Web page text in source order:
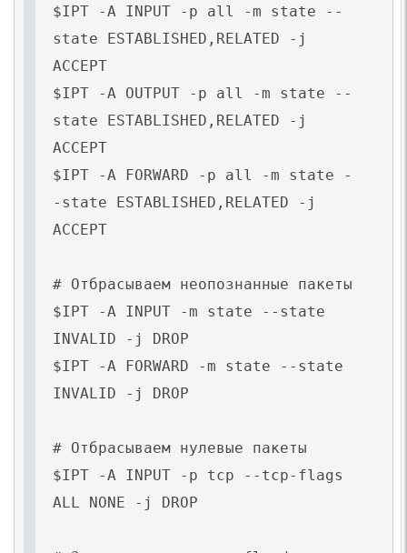
$IPT -A INPUT -p all -m state --
state ESTABLISHED,RELATED -j
ACCEPT
$IPT -A OUTPUT -p all -m state --
state ESTABLISHED,RELATED -j
ACCEPT
$IPT -A FORWARD -p all -m state -
-state ESTABLISHED,RELATED -j
ACCEPT
# Отбрасываем неопознанные пакеты
$IPT -A INPUT -m state --state
INVALID -j DROP
$IPT -A FORWARD -m state --state
INVALID -j DROP
# Отбрасываем нулевые пакеты
$IPT -A INPUT -p tcp --tcp-flags
ALL NONE -j DROP